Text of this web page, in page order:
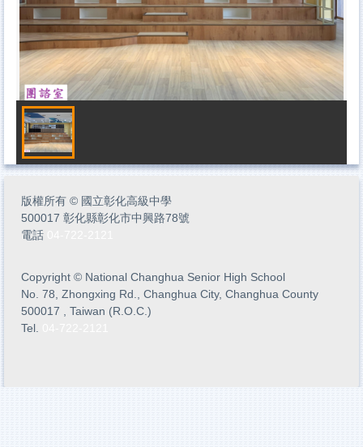
版權所有 © 國立彰化高級中學
500017 彰化縣彰化市中興路78號
電話
Copyright © National Changhua Senior High School
No. 78, Zhongxing Rd., Changhua City, Changhua County
500017 , Taiwan (R.O.C.)
Tel.